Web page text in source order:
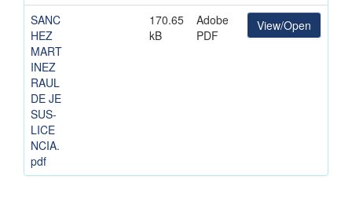
SANC
HEZ
MART
INEZ
RAUL
DE JE
SUS-
LICE
NCIA.
pdf
170.65
kB
Adobe
PDF
View/Open